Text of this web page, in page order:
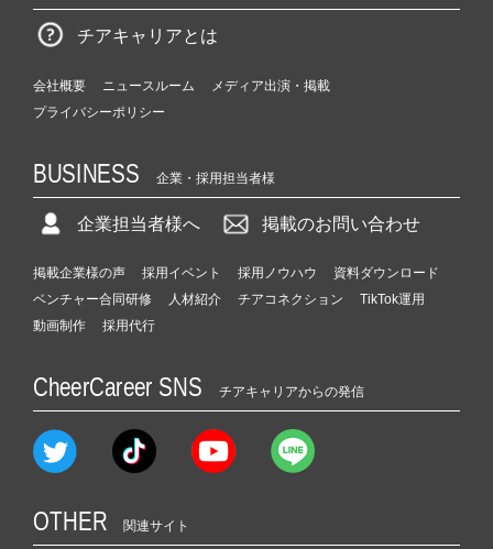
チアキャリアとは
会社概要 ニュースルーム
メディア出演・掲載
プライバシーポリシー
BUSINESS 企業・採用担当者様
企業担当者様へ 掲載のお問い合わせ
掲載企業様の声 採用イベント 採用ノウハウ
資料ダウンロード
ベンチャー合同研修
人材紹介 チアコネクション
TikTok運用
動画制作
採用代行
CheerCareer SNS チアキャリアからの発信
OTHER 関連サイト